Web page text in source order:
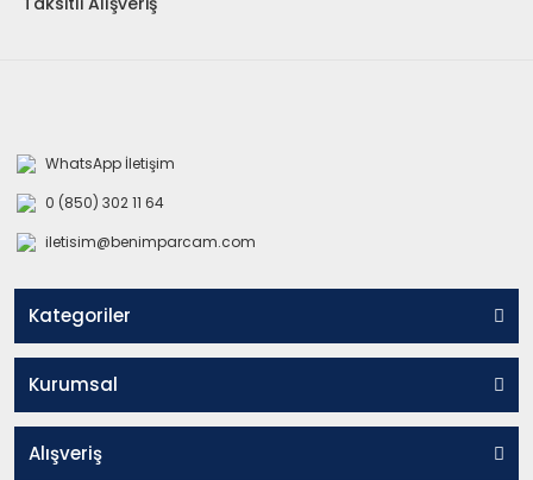
WhatsApp İletişim
0 (850) 302 11 64
iletisim@benimparcam.com
Kategoriler
Kurumsal
Alışveriş